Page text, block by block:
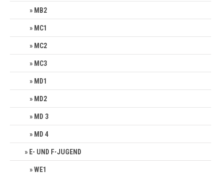
MB2
MC1
MC2
MC3
MD1
MD2
MD 3
MD 4
E- UND F-JUGEND
WE1